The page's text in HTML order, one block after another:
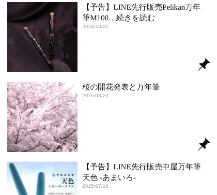
【予告】LINE先行販売Pelikan万年
筆M100…続きを読む
2024/10/20
桜の開花発表と万年筆
2026/03/20
【予告】LINE先行販売中屋万年筆
天色 -あまいろ-
2025/07/16